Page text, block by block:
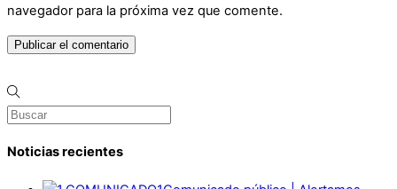
navegador para la próxima vez que comente.
Noticias recientes